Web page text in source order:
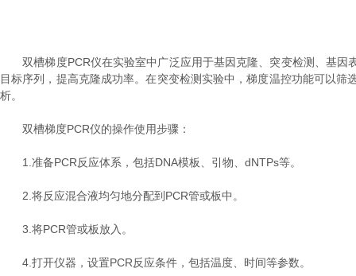
双槽梯度PCR仪在实验室中广泛应用于基因克隆、突变检测、基因
目标序列，提高克隆成功率。在突变检测实验中，梯度温控功能可以
析。
双槽梯度PCR仪的操作使用步骤：
1.准备PCR反应体系，包括DNA模板、引物、dNTPs等。
2.将反应混合液均匀地分配到PCR管或板中。
3.将PCR管或板放入。
4.打开仪器，设置PCR反应条件，包括温度、时间等参数。